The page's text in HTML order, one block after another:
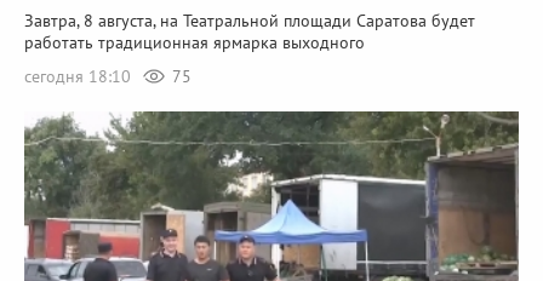
Завтра, 8 августа, на Театральной площади Саратова будет
работать традиционная ярмарка выходного
сегодня 18:10
75